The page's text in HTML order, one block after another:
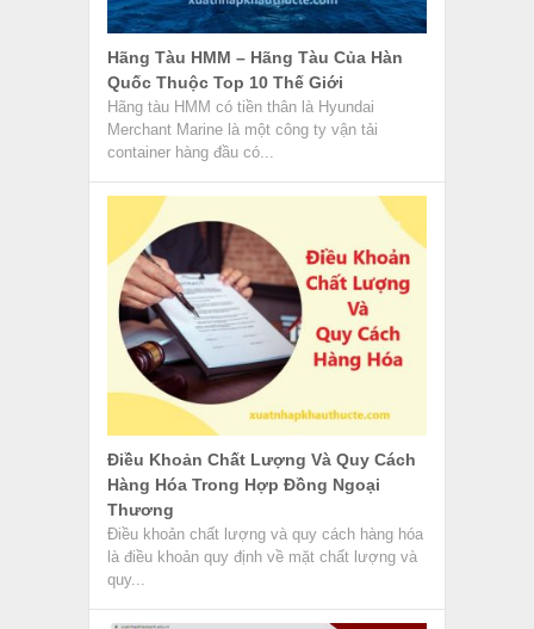
Hãng Tàu HMM – Hãng Tàu Của Hàn
Quốc Thuộc Top 10 Thế Giới
Hãng tàu HMM có tiền thân là Hyundai
Merchant Marine là một công ty vận tải
container hàng đầu có...
Điều Khoản Chất Lượng Và Quy Cách
Hàng Hóa Trong Hợp Đồng Ngoại
Thương
Điều khoản chất lượng và quy cách hàng hóa
là điều khoản quy định về mặt chất lượng và
quy...